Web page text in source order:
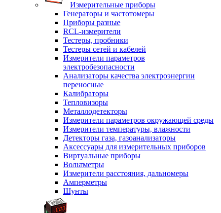
Измерительные приборы
Генераторы и частотомеры
Приборы разные
RCL-измерители
Тестеры, пробники
Тестеры сетей и кабелей
Измерители параметров
электробезопасности
Анализаторы качества электроэнергии
переносные
Калибраторы
Тепловизоры
Металлодетекторы
Измерители параметров окружающей среды
Измерители температуры, влажности
Детекторы газа, газоанализаторы
Аксессуары для измерительных приборов
Виртуальные приборы
Вольтметры
Измерители расстояния, дальномеры
Амперметры
Шунты